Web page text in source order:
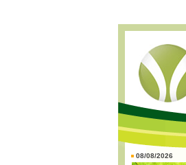
08/08/2026